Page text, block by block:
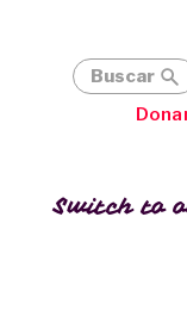
Switch to
Buscar